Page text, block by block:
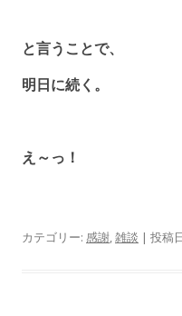
と言うことで、
明日に続く。
え～っ！
カテゴリー: 感謝,雑談 | 投稿